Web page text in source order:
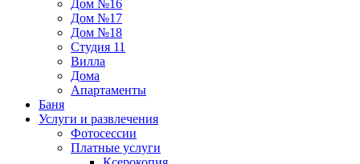
Дом №16
Дом №17
Дом №18
Студия 11
Вилла
Дома
Апартаменты
Баня
Услуги и развлечения
Фотосессии
Платные услуги